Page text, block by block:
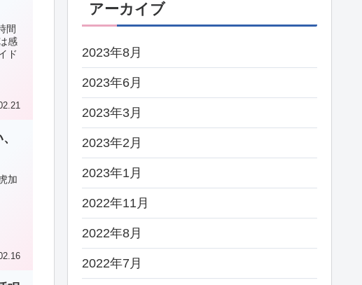
間
感
ド
加
アーカイブ
2023年8月
2023年6月
2023年3月
2023年2月
2023年1月
2022年11月
2022年8月
2022年7月